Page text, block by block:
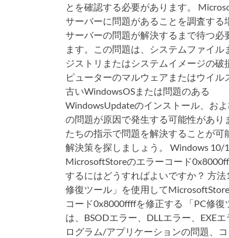
とを確認する必要があります。
サーバーに問題があることを調査する
サーバーの問題が解決するまで待つ必
ます。この問題は、システムファイル
ジストリまたはシステムイメージの破
ピューターのマルウェアまたはウイル
古いWindowsOSまたは問題のある
WindowsUpdateのインストール、お
の問題が原因で発生する可能性があり
たちの指示で問題を解決することが可
解決策を探しましょう。 Windows 10/
MicrosoftStoreのエラーコード
するにはどうすればよいですか？ 方法
修復ツール」を使用して
コード0x8000ffffを修正する 「PC修復
は、BSODエラー、DLLエラー、EXE
ログラム/アプリケーションの問題、